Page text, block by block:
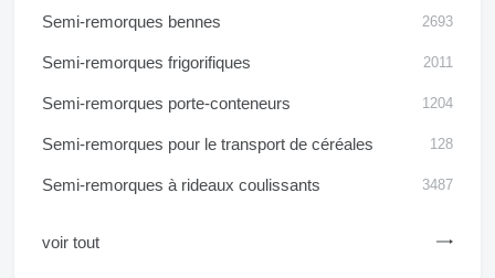
Semi-remorques bennes 2693
Semi-remorques frigorifiques 2011
Semi-remorques porte-conteneurs 1204
Semi-remorques pour le transport de céréales 128
Semi-remorques à rideaux coulissants 3487
voir tout